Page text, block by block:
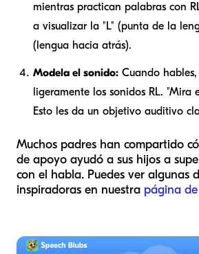
mientras practican palabras con
a visualizar la "L" (punta de la
(lengua hacia atrás).
Modela el sonido: Cuando
ligeramente los sonidos RL. "Mira
Esto les da un objetivo auditivo
Muchos padres han compartido
de apoyo ayudó a sus hijos a
con el habla. Puedes ver algunas
inspiradoras en nuestra página